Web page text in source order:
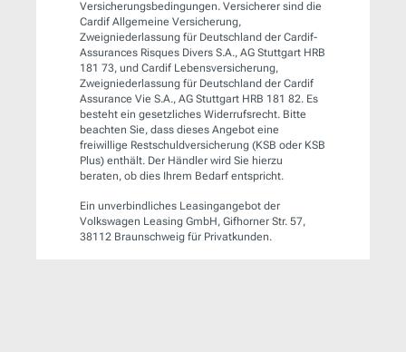
Versicherungsbedingungen. Versicherer sind die
Cardif Allgemeine Versicherung,
Zweigniederlassung für Deutschland der Cardif-
Assurances Risques Divers S.A., AG Stuttgart HRB
181 73, und Cardif Lebensversicherung,
Zweigniederlassung für Deutschland der Cardif
Assurance Vie S.A., AG Stuttgart HRB 181 82. Es
besteht ein gesetzliches Widerrufsrecht. Bitte
beachten Sie, dass dieses Angebot eine
freiwillige Restschuldversicherung (KSB oder KSB
Plus) enthält. Der Händler wird Sie hierzu
beraten, ob dies Ihrem Bedarf entspricht.
Ein unverbindliches Leasingangebot der
Volkswagen Leasing GmbH, Gifhorner Str. 57,
38112 Braunschweig für Privatkunden.